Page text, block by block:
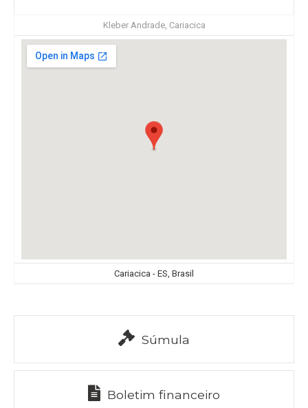
Kleber Andrade, Cariacica
Cariacica - ES, Brasil
Súmula
Boletim financeiro